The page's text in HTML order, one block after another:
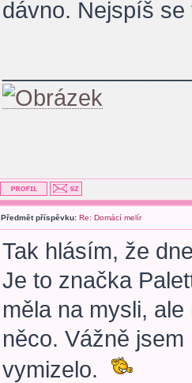
dávno. Nejspíš
Předmět příspěvku: Re: Domácí melír
Tak hlásím, že
Je to značka
měla na mysli,
něco. Vážně
vymizelo.